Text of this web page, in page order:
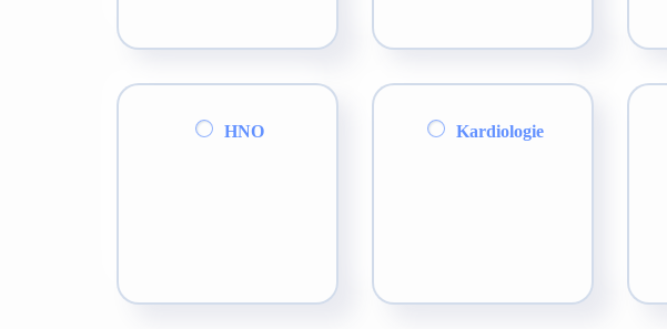
HNO Kardiologie